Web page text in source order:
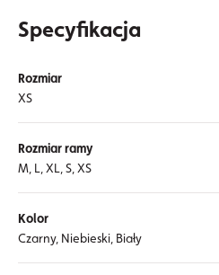
Specyfikacja
Rozmiar
XS
Rozmiar ramy
M, L, XL, S, XS
Kolor
Czarny, Niebieski, Biały